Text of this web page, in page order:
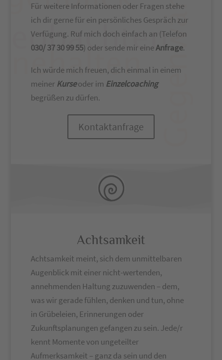
Für weitere Informationen oder Fragen stehe
ich dir gerne für ein persönliches Gespräch zur
Verfügung. Ruf mich doch einfach an (Telefon
030/ 37 30 99 55) oder sende mir eineAnfrage.
Ich würde mich freuen, dich einmal in einem
meiner Kurseoder im Einzelcoaching
begrüßen zu dürfen.
Kontaktanfrage
Achtsamkeit
Achtsamkeit meint, sich dem unmittelbaren
Augenblick mit einer nicht-wertenden,
annehmenden Haltung zuzuwenden – dem,
was wir gerade fühlen, denken und tun, ohne
in Grübeleien, Erinnerungen oder
Zukunftsplanungen gefangen zu sein. Jede/r
kennt Momente von ungeteilter
Aufmerksamkeit – ganz da sein und den